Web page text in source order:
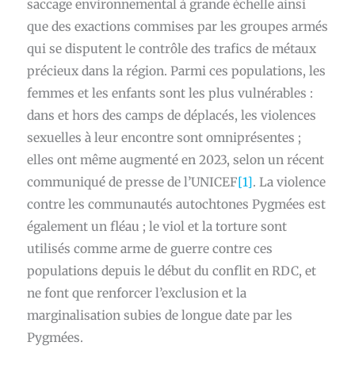
saccage environnemental à grande échelle ainsi
que des exactions commises par les groupes armés
qui se disputent le contrôle des trafics de métaux
précieux dans la région. Parmi ces populations, les
femmes et les enfants sont les plus vulnérables :
dans et hors des camps de déplacés, les violences
sexuelles à leur encontre sont omniprésentes ;
elles ont même augmenté en 2023, selon un récent
communiqué de presse de l’UNICEF[1]. La violence
contre les communautés autochtones Pygmées est
également un fléau ; le viol et la torture sont
utilisés comme arme de guerre contre ces
populations depuis le début du conflit en RDC, et
ne font que renforcer l’exclusion et la
marginalisation subies de longue date par les
Pygmées.